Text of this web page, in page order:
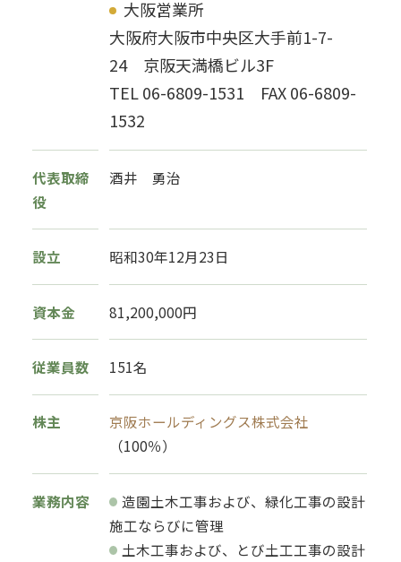
大阪営業所
大阪府大阪市中央区大手前1-7-
24 京阪天満橋ビル3F
TEL 06-6809-1531 FAX 06-6809-
1532
代表取締
役
酒井 勇治
設立 昭和30年12月23日
資本金 81,200,000円
従業員数 151名
株主
京阪ホールディングス株式会社
（100％）
業務内容
造園土木工事および、緑化工事の設計
施工ならびに管理
土木工事および、とび土工工事の設計